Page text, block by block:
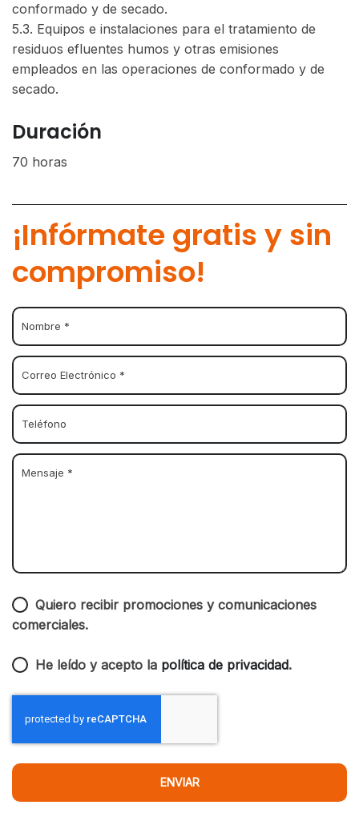
conformado y de secado.
5.3. Equipos e instalaciones para el tratamiento de
residuos efluentes humos y otras emisiones
empleados en las operaciones de conformado y de
secado.
Duración
70 horas
¡Infórmate gratis y sin
compromiso!
Quiero recibir promociones y comunicaciones
comerciales.
He leído y acepto la política de privacidad.